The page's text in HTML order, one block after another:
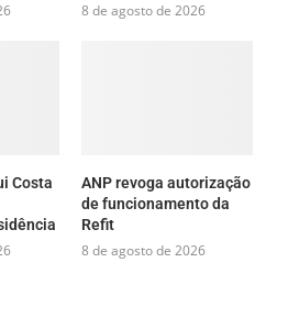
8 de agosto de 2026
Costa
ANP revoga autorização
de funcionamento da
Refit
8 de agosto de 2026